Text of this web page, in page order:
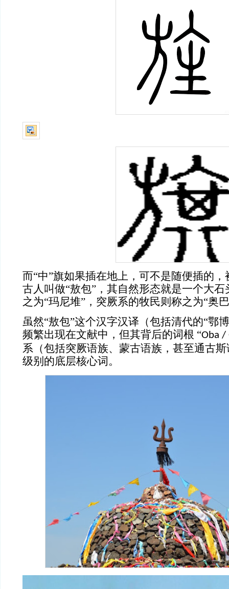
而“中”旗如果插在地上，可不是随便插的
古人叫做“敖包”，其自然形态就是一个大石
之为“玛尼堆”，突厥系的牧民则称之为“奥
虽然“敖包”这个汉字汉译（包括清代的“鄂
频繁出现在文献中，但其背后的词根 “Oba /
系（包括突厥语族、蒙古语族，甚至通古
级别的底层核心词。